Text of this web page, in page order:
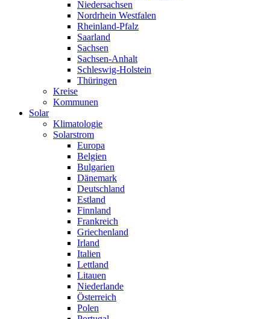
Niedersachsen
Nordrhein Westfalen
Rheinland-Pfalz
Saarland
Sachsen
Sachsen-Anhalt
Schleswig-Holstein
Thüringen
Kreise
Kommunen
Solar
Klimatologie
Solarstrom
Europa
Belgien
Bulgarien
Dänemark
Deutschland
Estland
Finnland
Frankreich
Griechenland
Irland
Italien
Lettland
Litauen
Niederlande
Österreich
Polen